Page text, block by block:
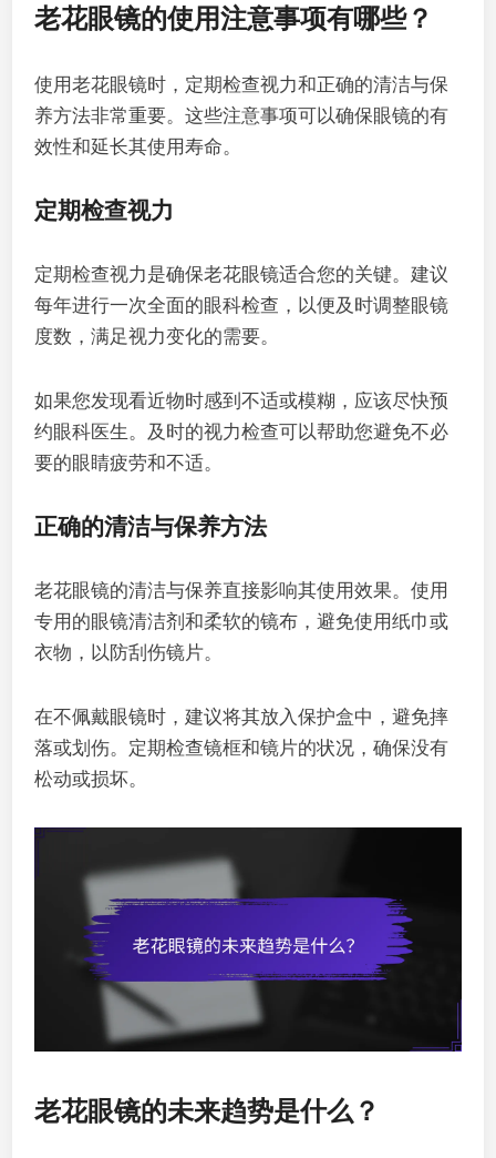
老花眼镜的使用注意事项有哪些？
使用老花眼镜时，定期检查视力和正确的清洁与保
养方法非常重要。这些注意事项可以确保眼镜的有
效性和延长其使用寿命。
定期检查视力
定期检查视力是确保老花眼镜适合您的关键。建议
每年进行一次全面的眼科检查，以便及时调整眼镜
度数，满足视力变化的需要。
如果您发现看近物时感到不适或模糊，应该尽快预
约眼科医生。及时的视力检查可以帮助您避免不必
要的眼睛疲劳和不适。
正确的清洁与保养方法
老花眼镜的清洁与保养直接影响其使用效果。使用
专用的眼镜清洁剂和柔软的镜布，避免使用纸巾或
衣物，以防刮伤镜片。
在不佩戴眼镜时，建议将其放入保护盒中，避免摔
落或划伤。定期检查镜框和镜片的状况，确保没有
松动或损坏。
老花眼镜的未来趋势是什么？